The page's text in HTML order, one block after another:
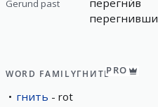
Gerund past
перегнивши
WORD FAMILYГНИТЬPRO
гнить rot